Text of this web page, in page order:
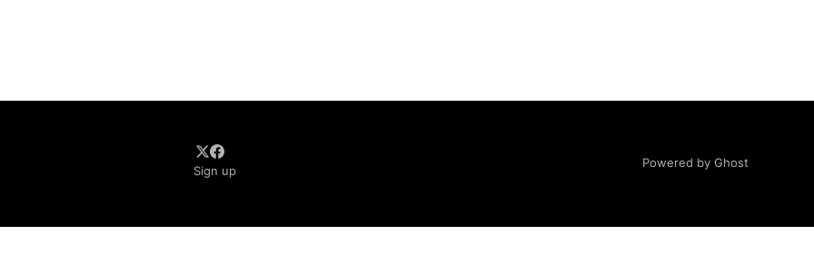
Sign up
Powered by Ghost